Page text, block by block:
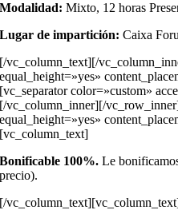
Modalidad: Mixto, 12 horas
Lugar de impartición: Caixa
[/vc_column_text][/
equal_height=»yes»
[vc_separator color=»custom»
[/vc_column_inner][/
equal_height=»yes»
[vc_column_text]
Bonificable 100%.Le
precio).
[/